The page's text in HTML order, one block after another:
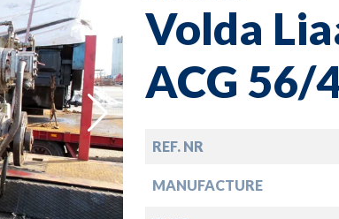
Volda
ACG 56/
REF. NR
MANUFACTURE